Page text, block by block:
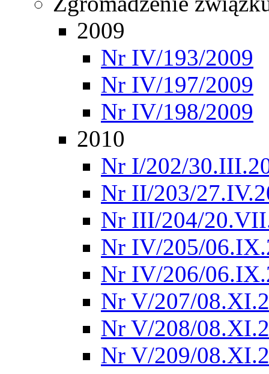
2009
Nr IV/193/2009
Nr IV/197/2009
Nr IV/198/2009
2010
Nr I/202/
Nr II/203/
Nr III/204/
Nr IV/205/
Nr IV/206/
Nr V/207/
Nr V/208/
Nr V/209/